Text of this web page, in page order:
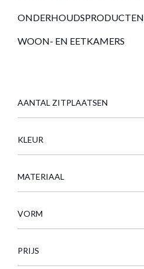
ONDERHOUDSPRODUCTEN
WOON- EN EETKAMERS
AANTAL ZITPLAATSEN
KLEUR
MATERIAAL
VORM
PRIJS